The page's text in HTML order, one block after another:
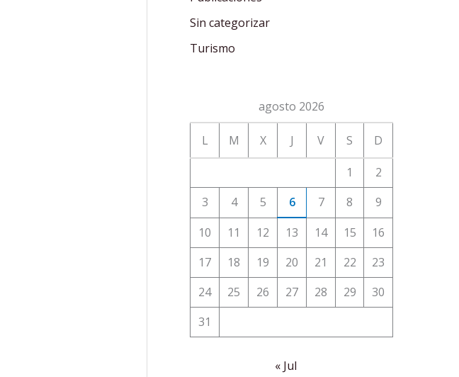
Sin categorizar
Turismo
agosto 2026
L M X J V S D
1
2
3
4 5 6 7 8
9
10
11 12 13 14 15
16
17
18 19 20 21 22
23
24
25 26 27 28 29
30
31
« Jul